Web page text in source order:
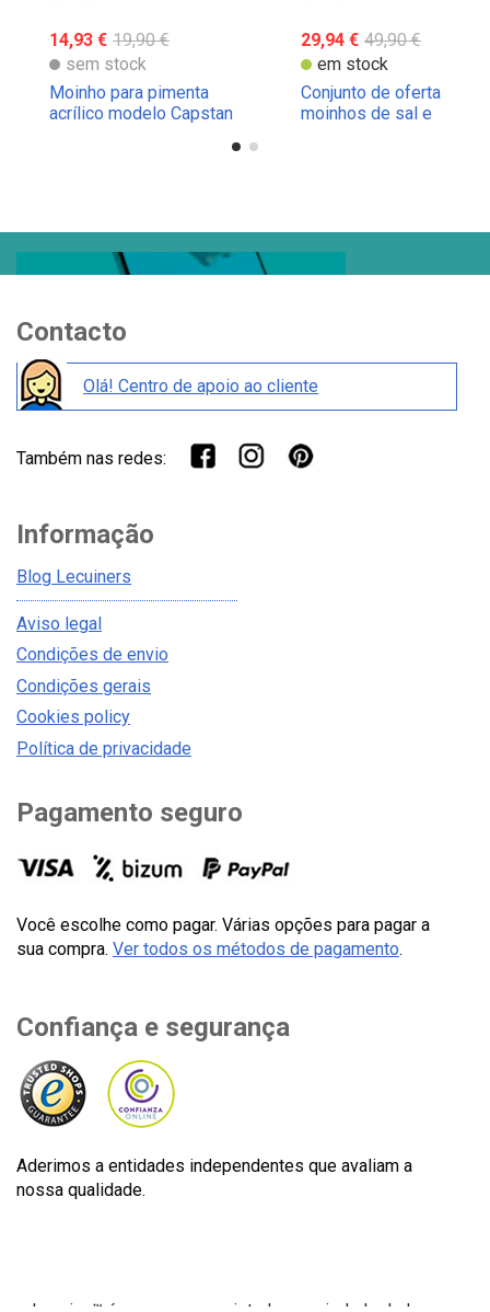
14,93 € 19,90 €
sem stock
Moinho para pimenta
acrílico modelo Capstan
29,94 € 49,90 €
em stock
Conjunto de oferta
moinhos de sal e
Contacto
Olá! Centro de apoio ao cliente
Também nas redes:
Informação
Blog Lecuiners
Aviso legal
Condições de envio
Condições gerais
Cookies policy
Política de privacidade
Pagamento seguro
Você escolhe como pagar. Várias opções para pagar a
sua compra. Ver todos os métodos de pagamento.
Confiança e segurança
Aderimos a entidades independentes que avaliam a
nossa qualidade.